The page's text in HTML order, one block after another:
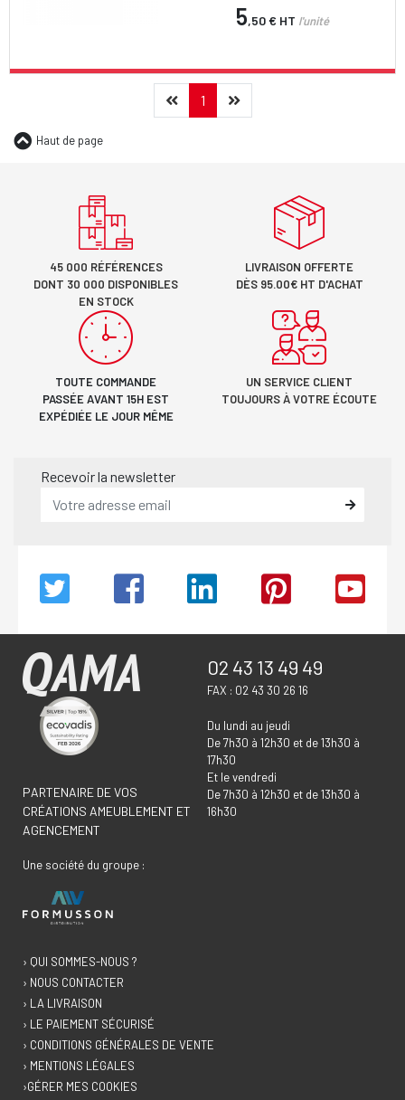
5,50 € HT l'unité
Précédent
1(current)Suivant
Haut de page
45 000 RÉFÉRENCES
DONT 30 000 DISPONIBLES
EN STOCK
LIVRAISON OFFERTE
DÈS 95.00€ HT D'ACHAT
TOUTE COMMANDE
PASSÉE AVANT 15H EST
EXPÉDIÉE LE JOUR MÊME
UN SERVICE CLIENT
TOUJOURS À VOTRE ÉCOUTE
Recevoir la newsletter
PARTENAIRE DE VOS
CRÉATIONS AMEUBLEMENT ET
AGENCEMENT
Une société du groupe :
02 43 13 49 49
FAX : 02 43 30 26 16
Du lundi au jeudi
De 7h30 à 12h30 et de 13h30 à
17h30
Et le vendredi
De 7h30 à 12h30 et de 13h30 à
16h30
› QUI SOMMES-NOUS ?
› NOUS CONTACTER
› LA LIVRAISON
› LE PAIEMENT SÉCURISÉ
› CONDITIONS GÉNÉRALES DE VENTE
› MENTIONS LÉGALES
›GÉRER MES COOKIES